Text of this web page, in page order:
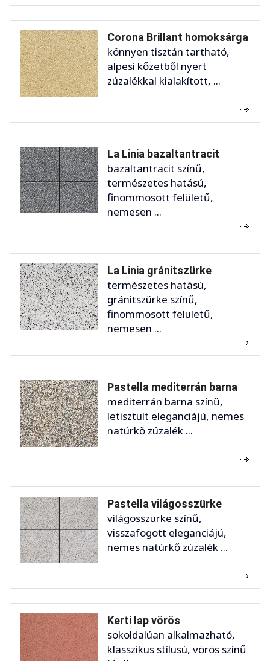
Corona Brillant homoksárga
könnyen tisztán tartható,
alpesi kőzetből nyert
zúzalékkal kialakított, ...
La Linia bazaltantracit
bazaltantracit színű,
természetes hatású,
finommosott felületű,
nemesen ...
La Linia gránitszürke
természetes hatású,
gránitszürke színű,
finommosott felületű,
nemesen ...
Pastella mediterrán barna
mediterrán barna színű,
letisztult eleganciájú, nemes
natúrkő zúzalék ...
Pastella világosszürke
világosszürke színű,
visszafogott eleganciájú,
nemes natúrkő zúzalék ...
Kerti lap vörös
sokoldalúan alkalmazható,
klasszikus stílusú, vörös színű